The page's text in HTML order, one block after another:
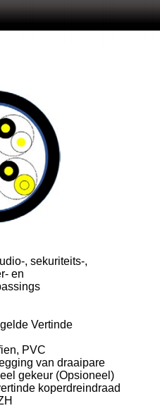
, sekuriteits-,
en
Vertinde
PVC
van draaipare
gekeur (Opsioneel)
koperdreindraad